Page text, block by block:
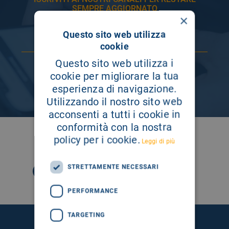
SEMPRE AGGIORNATO
SEGUICI SU
×
Questo sito web utilizza
cookie
Questo sito web utilizza i
cookie per migliorare la tua
esperienza di navigazione.
Utilizzando il nostro sito web
acconsenti a tutti i cookie in
conformità con la nostra
policy per i cookie. Leggi di più
STRETTAMENTE NECESSARI
PERFORMANCE
TARGETING